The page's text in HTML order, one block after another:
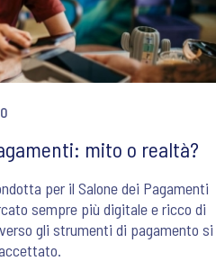
mito o realtà?
per il Salone dei Pagamenti
sempre più digitale e ricco di
gli strumenti di pagamento si